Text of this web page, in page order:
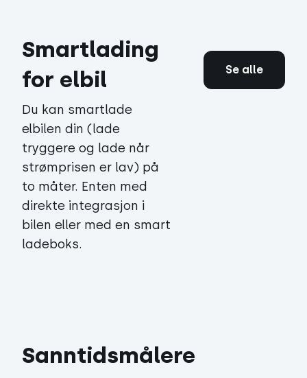
Smartlading
for elbil
Du kan smartlade
elbilen din (lade
tryggere og lade når
strømprisen er lav) på
to måter. Enten med
direkte integrasjon i
bilen eller med en smart
ladeboks.
Se alle
Sanntidsmålere